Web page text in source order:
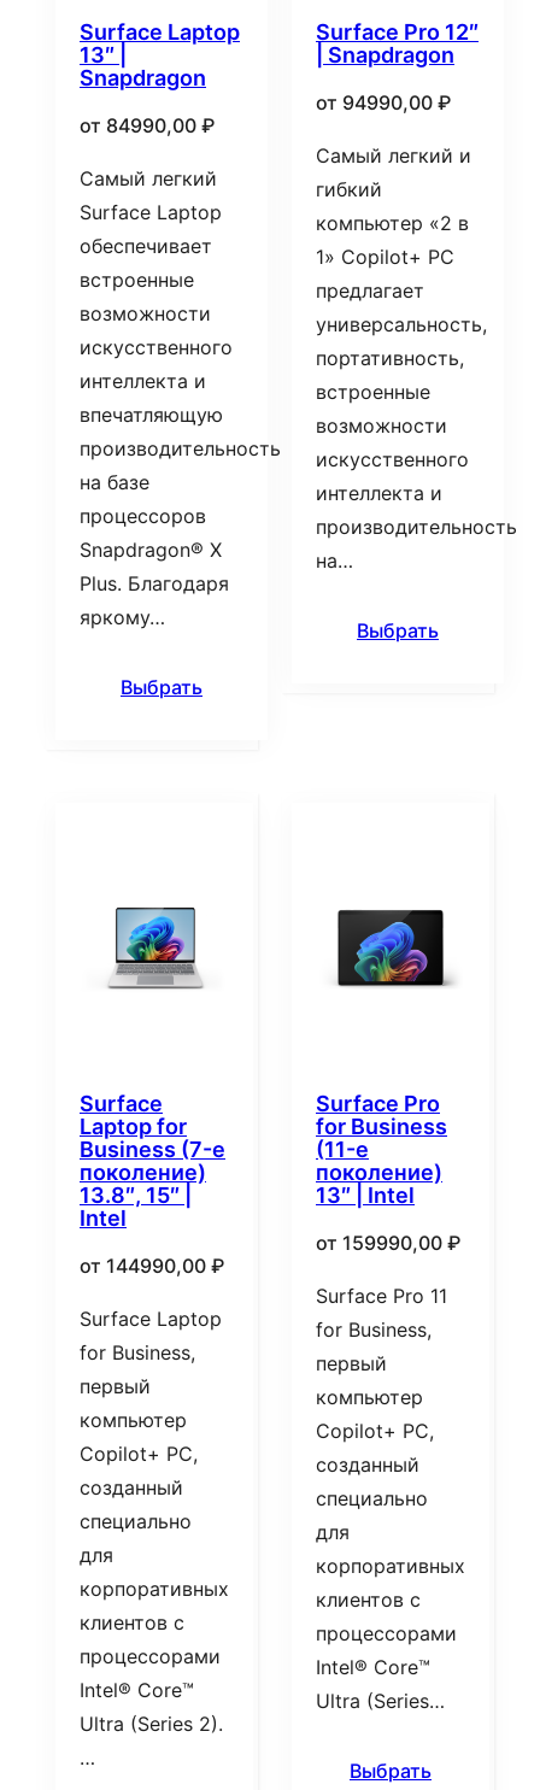
Surface Laptop
13″ |
Snapdragon
от 84990,00 ₽
Самый легкий
Surface Laptop
обеспечивает
встроенные
возможности
искусственного
интеллекта и
впечатляющую
производительность
на базе
процессоров
Snapdragon® X
Plus. Благодаря
яркому…
Выбрать
Surface Pro 12″
| Snapdragon
от 94990,00 ₽
Самый легкий и
гибкий
компьютер «2 в
1» Copilot+ PC
предлагает
универсальность,
портативность,
встроенные
возможности
искусственного
интеллекта и
производительность
на…
Выбрать
Surface
Laptop for
Business (7-е
поколение)
13.8″, 15″ |
Intel
от 144990,00 ₽
Surface Laptop
for Business,
первый
компьютер
Copilot+ PC,
созданный
специально
для
корпоративных
клиентов с
процессорами
Intel® Core™
Ultra (Series 2).
…
Surface Pro
for Business
(11-е
поколение)
13″ | Intel
от 159990,00 ₽
Surface Pro 11
for Business,
первый
компьютер
Copilot+ PC,
созданный
специально
для
корпоративных
клиентов с
процессорами
Intel® Core™
Ultra (Series…
Выбрать